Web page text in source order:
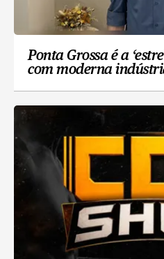
Ponta Grossa é a
com moderna